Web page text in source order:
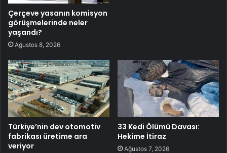
Çerçeve yasanın komisyon
görüşmelerinde neler
yaşandı?
Ağustos 8, 2026
Türkiye’nin dev otomotiv
fabrikası üretime ara
veriyor
33 Kedi Ölümü Davası:
Hekime İtiraz
Ağustos 7, 2026